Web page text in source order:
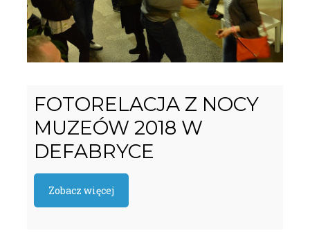
FOTORELACJA Z NOCY
MUZEÓW 2018 W
DEFABRYCE
Zobacz więcej